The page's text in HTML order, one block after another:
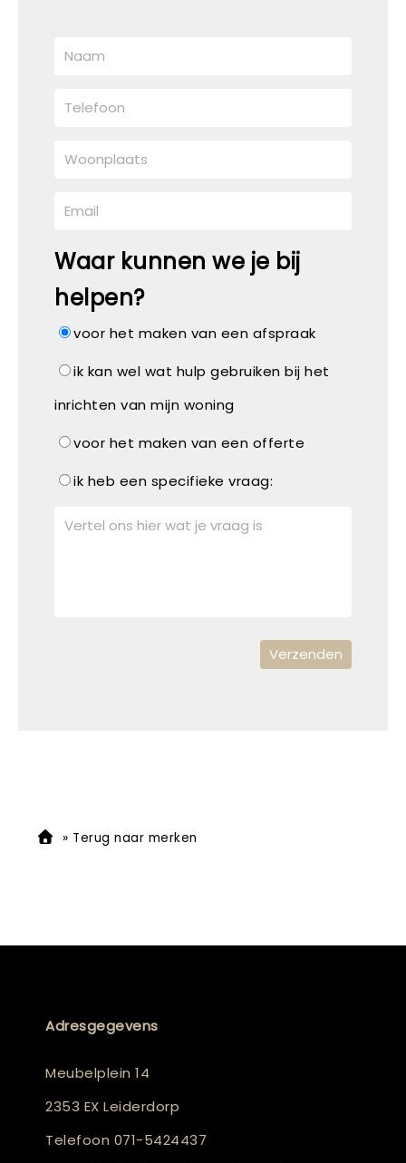
Waar kunnen we je bij
helpen?
voor het maken van een afspraak
ik kan wel wat hulp gebruiken bij het
inrichten van mijn woning
voor het maken van een offerte
ik heb een specifieke vraag:
» Terug naar merken
Adresgegevens
Meubelplein 14
2353 EX Leiderdorp
Telefoon 071-5424437